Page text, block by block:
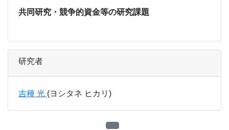
共同研究・競争的資金等の研究課題
研究者
吉種 光 (ヨシタネ ヒカリ)